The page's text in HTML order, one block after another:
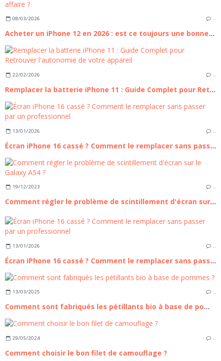
08/03/2026 …
Acheter un iPhone 12 en 2026 : est ce toujours une bonne affaire ?
22/02/2026 …
Remplacer la batterie iPhone 11 : Guide Complet pour Retrouver l'autonomie de votre appareil
13/01/2026
Écran iPhone 16 cassé ? Comment le remplacer sans passer par un professionnel
19/12/2023 …
Comment régler le problème de scintillement d'écran sur le Galaxy A54 ?
13/01/2026 …
Écran iPhone 16 cassé ? Comment le remplacer sans passer par un professionnel
13/03/2025 …
Comment sont fabriqués les pétillants bio à base de pommes ?
29/05/2024 …
Comment choisir le bon filet de camouflage ?